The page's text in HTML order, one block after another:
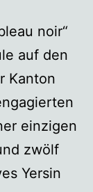
noir“
auf den
Kanton
einzigen
zwölf
Yersin